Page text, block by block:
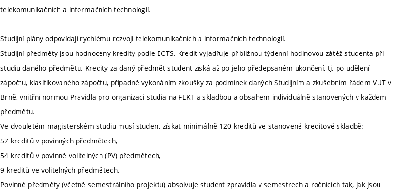
telekomunikačních a informačních technologií.
Studijní plány odpovídají rychlému rozvoji telekomunikačních a informačních technologií.
Studijní předměty jsou hodnoceny kredity podle ECTS. Kredit vyjadřuje přibližnou týdenní hodinovou zátěž studenta při
studiu daného předmětu. Kredity za daný předmět student získá až po jeho předepsaném ukončení, tj. po udělení
zápočtu, klasifikovaného zápočtu, případně vykonáním zkoušky za podmínek daných Studijním a zkušebním řádem VUT v
Brně, vnitřní normou Pravidla pro organizaci studia na FEKT a skladbou a obsahem individuálně stanovených v každém
předmětu.
Ve dvouletém magisterském studiu musí student získat minimálně 120 kreditů ve stanovené kreditové skladbě:
57 kreditů v povinných předmětech,
54 kreditů v povinně volitelných (PV) předmětech,
9 kreditů ve volitelných předmětech.
Povinné předměty (včetně semestrálního projektu) absolvuje student zpravidla v semestrech a ročnících tak, jak jsou